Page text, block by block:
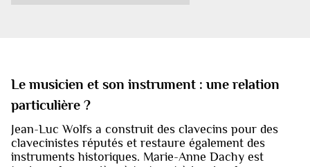
Le musicien et son instrument : une relation
particulière ?
Jean-Luc Wolfs a construit des clavecins pour des
clavecinistes réputés et restaure également des
instruments historiques. Marie-Anne Dachy est